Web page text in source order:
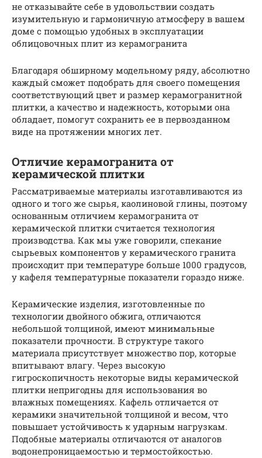
не отказывайте себе в удовольствии создать
изумительную и гармоничную атмосферу в вашем
доме с помощью удобных в эксплуатации
облицовочных плит из керамогранита
Благодаря обширному модельному ряду, абсолютно
каждый сможет подобрать для своего помещения
соответствующий цвет и размер керамогранитной
плитки, а качество и надежность, которыми она
обладает, помогут сохранить ее в первозданном
виде на протяжении многих лет.
Отличие керамогранита от
керамической плитки
Рассматриваемые материалы изготавливаются из
одного и того же сырья, каолиновой глины, поэтому
основанным отличием керамогранита от
керамической плитки считается технология
производства. Как мы уже говорили, спекание
сырьевых компонентов у керамического гранита
происходит при температуре больше 1000 градусов,
у кафеля температурные показатели гораздо ниже.
Керамические изделия, изготовленные по
технологии двойного обжига, отличаются
небольшой толщиной, имеют минимальные
показатели прочности. В структуре такого
материала присутствует множество пор, которые
впитывают влагу. Через высокую
гигроскопичность некоторые виды керамической
плитки непригодны для использования во
влажных помещениях. Кафель отличается от
керамики значительной толщиной и весом, что
повышает устойчивость к ударным нагрузкам.
Подобные материалы отличаются от аналогов
водонепроницаемостью и термостойкостью.